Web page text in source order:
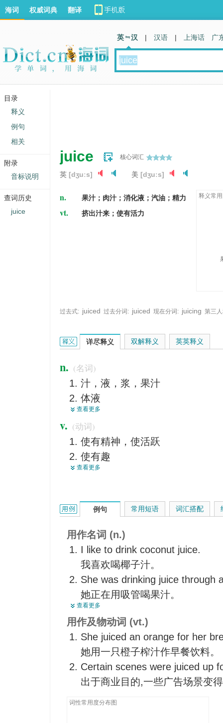
juice 核心词汇
英 [dʒuːs] 美 [dʒuːs]
n. 果汁；肉汁；消化液；汽油；精力
vt. 挤出汁来；使有活力
释义常
过去式: juiced 过去分词: juiced 现在分词: juicing 第三
juice的英文翻译是什么意思，词典释义与在线翻译：
详尽释义
n. (名词)
汁，液，浆，果汁
体液
精髓
精力，活力，劲儿
<美俚>酒，含酒精的液体
<俚>电，电流
<俚>汽油，石油，液体燃料，
<俚>高利贷，(高利贷的)高利率
<俚>暴利，不义之财，收入
<俚>权力，权势，地位，社会
<美俚>舞台灯光照明师
推动力，鼓舞因素，冲动
<俚>毒品，迷幻药
查看更多
v. (动词)
使有精神，使活跃
使有趣
从…榨汁，在...中加汁
给…加燃料，给...加汽油
酗酒
加液体
查看更多
双解释义 英英释义
juice的用法和样例：
例句
用作名词 (n.)
I like to drink coconut juice.
我喜欢喝椰子汁。
She was drinking juice through
她正在用吸管喝果汁。
Give the bottle a couple of
juice.
倒果汁前，先把瓶子摇几下。
Would you like some tomato
你想要些番茄汁吗？
She often stews the potatos in
她常用肉汁炖土豆。
查看更多
用作及物动词 (vt.)
She juiced an orange for her
她用一只橙子榨汁作早餐饮料。
Certain scenes were juiced up
出于商业目的,一些广告场景变
词性常用度分布图
常用短语 词汇搭配
海词 权威词典 翻译
英 汉 | 汉语 | 上海话 广
目录
释义
例句
相关
附录
音标说明
查词历史
juice